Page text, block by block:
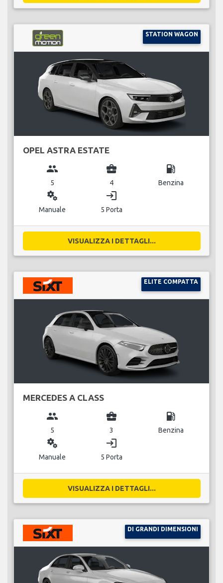
STATION WAGON
OPEL ASTRA ESTATE
group
5
business_center
4
local_gas_station
Benzina
miscellaneous_services
Manuale
login
5 Porta
VISUALIZZA I DETTAGLI...
ELITE COMPATTA
MERCEDES A CLASS
group
5
business_center
3
local_gas_station
Benzina
miscellaneous_services
Manuale
login
5 Porta
VISUALIZZA I DETTAGLI...
DI GRANDI DIMENSIONI